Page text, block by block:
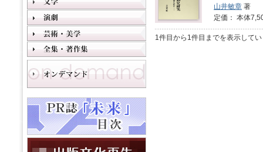
山井敏章 著
定価： 本体
1件目から1件目までを表示して